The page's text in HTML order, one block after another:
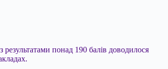
понад 190 балів доводилося